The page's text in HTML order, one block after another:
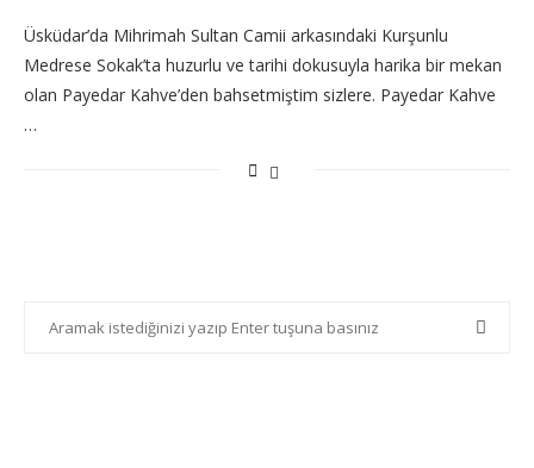
Üsküdar’da Mihrimah Sultan Camii arkasındaki Kurşunlu
Medrese Sokak’ta huzurlu ve tarihi dokusuyla harika bir mekan
olan Payedar Kahve’den bahsetmiştim sizlere. Payedar Kahve
…